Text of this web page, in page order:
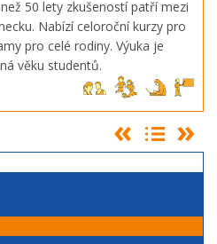
50 lety zkušeností patří mezi
Nabízí celoroční kurzy pro
pro celé rodiny. Výuka je
věku studentů.